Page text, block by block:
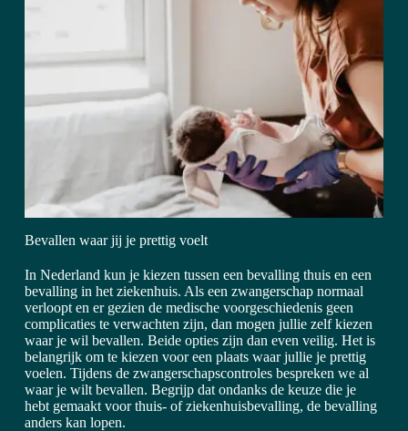
Bevallen waar jij je prettig voelt
In Nederland kun je kiezen tussen een bevalling thuis en een
bevalling in het ziekenhuis. Als een zwangerschap normaal
verloopt en er gezien de medische voorgeschiedenis geen
complicaties te verwachten zijn, dan mogen jullie zelf kiezen
waar je wil bevallen. Beide opties zijn dan even veilig. Het is
belangrijk om te kiezen voor een plaats waar jullie je prettig
voelen. Tijdens de zwangerschapscontroles bespreken we al
waar je wilt bevallen. Begrijp dat ondanks de keuze die je
hebt gemaakt voor thuis- of ziekenhuisbevalling, de bevalling
anders kan lopen.